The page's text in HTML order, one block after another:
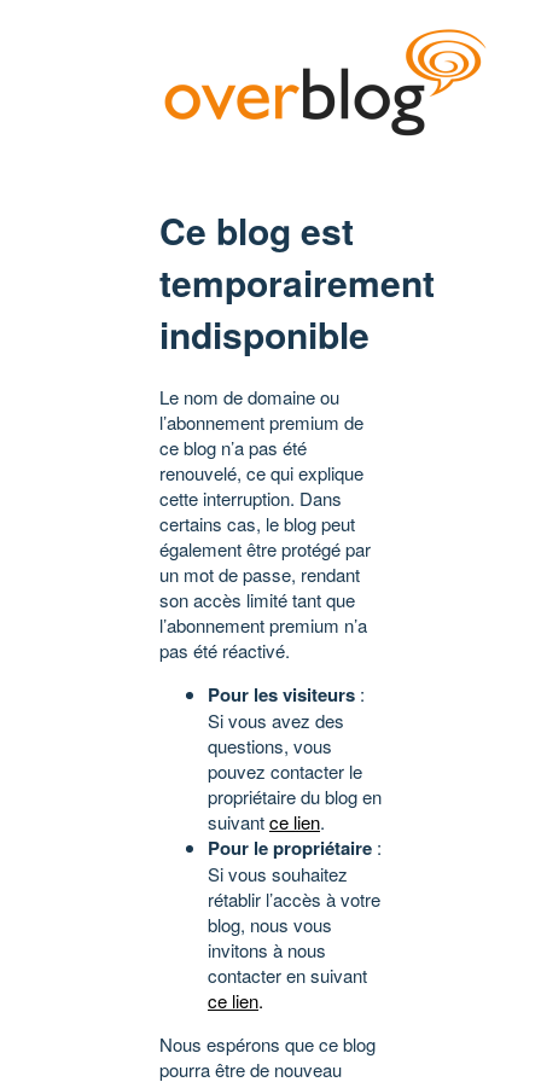
Ce blog est
temporairement
indisponible
Le nom de domaine ou
l’abonnement premium de
ce blog n’a pas été
renouvelé, ce qui explique
cette interruption. Dans
certains cas, le blog peut
également être protégé par
un mot de passe, rendant
son accès limité tant que
l’abonnement premium n’a
pas été réactivé.
Pour les visiteurs :
Si vous avez des
questions, vous
pouvez contacter le
propriétaire du blog en
suivantce lien.
Pour le propriétaire :
Si vous souhaitez
rétablir l’accès à votre
blog, nous vous
invitons à nous
contacter en suivant
ce lien.
Nous espérons que ce blog
pourra être de nouveau